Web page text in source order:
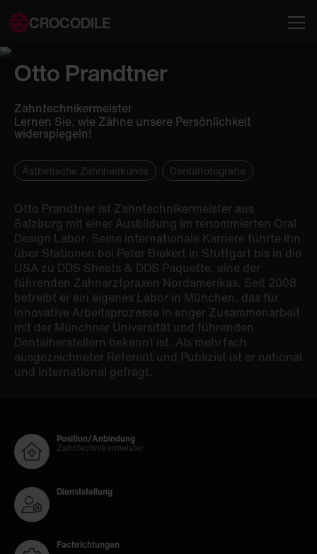
CROCODILE
Otto Prandtner
Zahntechnikermeister
Lernen Sie, wie Zähne unsere Persönlichkeit
widerspiegeln!
Ästhetische Zahnheilkunde Dentalfotografie
Otto Prandtner ist Zahntechnikermeister aus
Salzburg mit einer Ausbildung im renommierten Oral
Design Labor. Seine internationale Karriere führte ihn
über Stationen bei Peter Biekert in Stuttgart bis in die
USA zu DDS Sheets & DDS Paquette, eine der
führenden Zahnarztpraxen Nordamerikas. Seit 2008
betreibt er ein eigenes Labor in München, das für
innovative Arbeitsprozesse in enger Zusammenarbeit
mit der Münchner Universität und führenden
Dentalherstellern bekannt ist. Als mehrfach
ausgezeichneter Referent und Publizist ist er national
und international gefragt.
Position/Anbindung
Zahntechnikermeister
Dienststellung
Fachrichtungen